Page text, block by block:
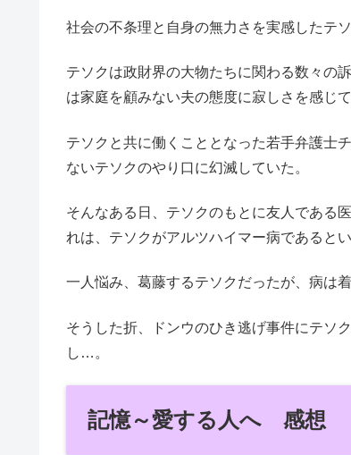
社会の不条理と自身の無力さを実感したテ
テソクは政財界の大物たちに関わる数々の
は家庭を顧みない夫の態度に寂しさを感じて
テソクと共に働くこととなった若手弁護士
ないテソクのやり口に幻滅していた。
そんなある日、テソクのもとに友人である
れは、テソクがアルツハイマー病であると
一人悩み、葛藤するテソクだったが、病は
そうした折、ドンウのひき逃げ事件にテソ
し…。
記憶～愛する人へ 感想